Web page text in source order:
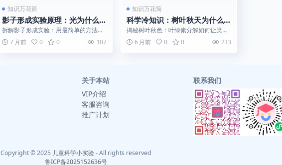
知识万花筒
影子形成实验原理：光为什么走
直线？
拆解影子形成实验：用最简单的方法证
明光沿直线传播这一基本物理原理。
7 月前 0 0 107
知识万花筒
科学冷知识：树叶秋天为什么会
变黄？
揭秘树叶秋色：叶绿素分解如何让类胡
萝卜素和花青素“登场”，上演一场生命
的色彩化学...
6 月前 0 0 233
关于本站
VIP介绍
客服咨询
推广计划
联系我们
Copyright © 2025 儿童科学小实验- All rights reserved
鲁ICP备2025152636号